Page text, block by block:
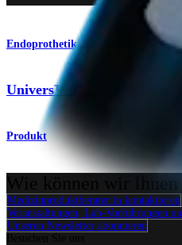
Endoprothetik Schulter
Univers™ II-
Produkt
Wie können wir Ihnen
Medizinproduktberater:in kontaktieren
Veranstaltungen, Lab-Vorführungen
Unseren Newsletter abonnieren